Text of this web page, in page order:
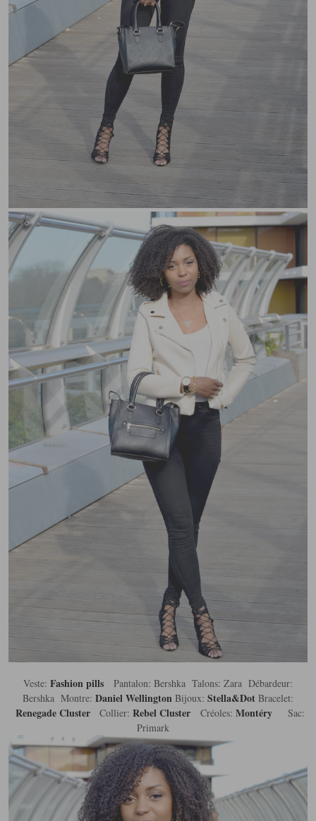
Veste: Fashion pills Pantalon: Bershka Talons: Zara Débardeur:
Bershka Montre: Daniel Wellington Bijoux: Stella&Dot Bracelet:
Renegade ClusterCollier: Rebel ClusterCréoles: MontérySac:
Primark